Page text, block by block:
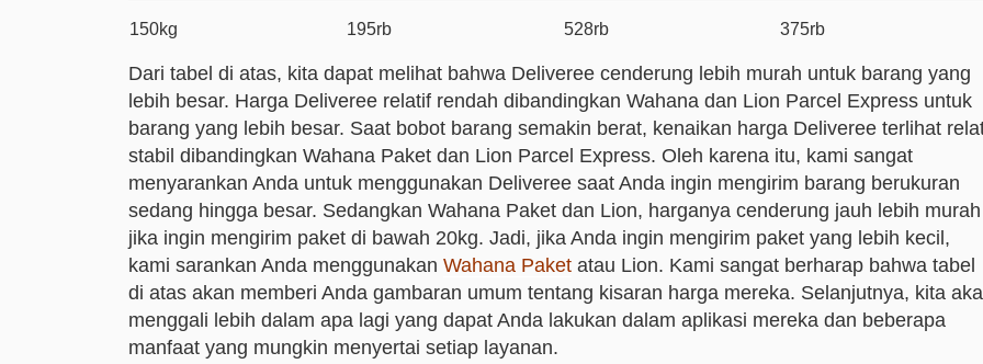
150kg 195rb 528rb 375rb
Dari tabel di atas, kita dapat melihat bahwa Deliveree cenderung lebih murah untuk barang yang
lebih besar. Harga Deliveree relatif rendah dibandingkan Wahana dan Lion Parcel Express untuk
barang yang lebih besar. Saat bobot barang semakin berat, kenaikan harga Deliveree terlihat
stabil dibandingkan Wahana Paket dan Lion Parcel Express. Oleh karena itu, kami sangat
menyarankan Anda untuk menggunakan Deliveree saat Anda ingin mengirim barang berukuran
sedang hingga besar. Sedangkan Wahana Paket dan Lion, harganya cenderung jauh lebih murah
jika ingin mengirim paket di bawah 20kg. Jadi, jika Anda ingin mengirim paket yang lebih kecil,
kami sarankan Anda menggunakan Wahana Paket atau Lion. Kami sangat berharap bahwa tabel
di atas akan memberi Anda gambaran umum tentang kisaran harga mereka. Selanjutnya, kita
menggali lebih dalam apa lagi yang dapat Anda lakukan dalam aplikasi mereka dan beberapa
manfaat yang mungkin menyertai setiap layanan.